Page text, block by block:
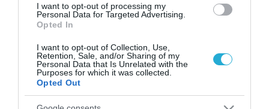
I want to opt-out of processing my
Personal Data for Targeted Advertising.
Opted In
I want to opt-out of Collection, Use,
Retention, Sale, and/or Sharing of my
Personal Data that Is Unrelated with the
Purposes for which it was collected.
Opted Out
ΡΟΗ ΕΙΔΗΣΕΩΝ